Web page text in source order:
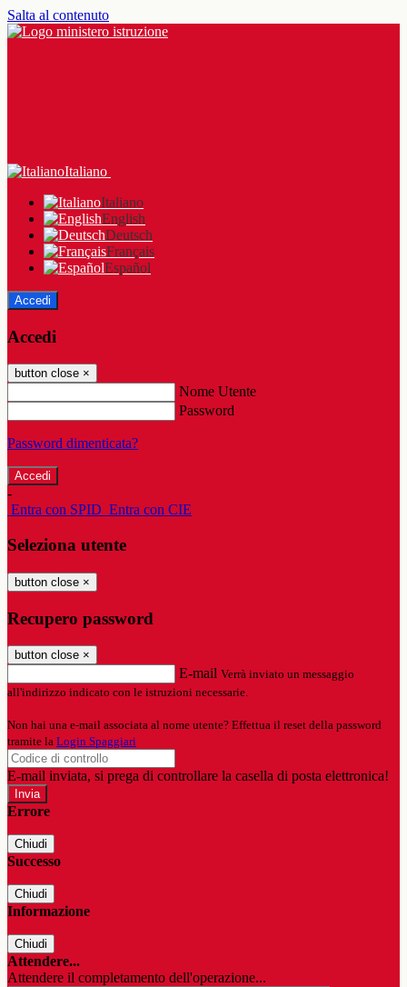
Salta al contenuto
Italiano
Italiano
English
Deutsch
Français
Español
Accedi
Accedi
button close ×
Nome Utente
Password
Password dimenticata?
-
Entra con SPID Entra con CIE
Seleziona utente
button close ×
Recupero password
button close ×
E-mail Verrà inviato un messaggio
all'indirizzo indicato con le istruzioni necessarie.
Non hai una e-mail associata al nome utente? Effettua il reset della password
tramite la Login Spaggiari
E-mail inviata, si prega di controllare la casella di posta elettronica!
Errore
Chiudi
Successo
Chiudi
Informazione
Chiudi
Attendere...
Attendere il completamento dell'operazione...